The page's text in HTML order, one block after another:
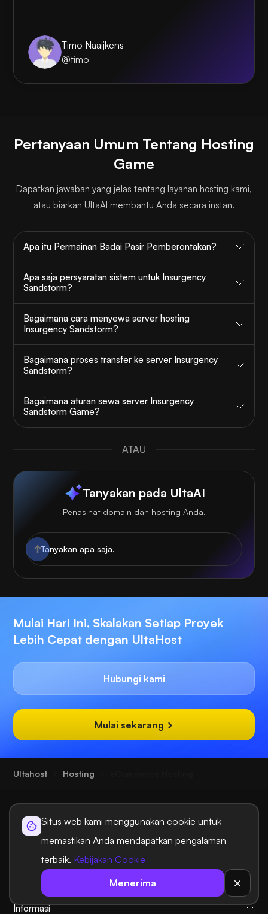
Situs web kami menggunakan cookie untuk
memastikan Anda mendapatkan pengalaman
terbaik. Kebijakan Cookie
Menerima
Timo Naaijkens
@timo
Pertanyaan Umum Tentang Hosting
Game
Dapatkan jawaban yang jelas tentang layanan hosting kami,
atau biarkan UltaAI membantu Anda secara instan.
Apa itu Permainan Badai Pasir Pemberontakan?
Apa saja persyaratan sistem untuk Insurgency
Sandstorm?
Bagaimana cara menyewa server hosting
Insurgency Sandstorm?
Bagaimana proses transfer ke server Insurgency
Sandstorm?
Bagaimana aturan sewa server Insurgency
Sandstorm Game?
ATAU
Tanyakan pada UltaAI
Penasihat domain dan hosting Anda.
Mulai Hari Ini, Skalakan Setiap Proyek
Lebih Cepat dengan UltaHost
Hubungi kami
Mulai sekarang
Ultahost Hosting
Solusi Hosting
Informasi